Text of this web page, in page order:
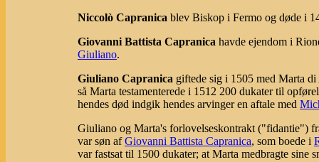
Niccolò Capranica blev Biskop i Fermo og døde i
Giovanni Battista Capranica havde ejendom i
Giuliano.
Giuliano Capranica giftede sig i 1505 med Marta
så Marta testamenterede i 1512 200 dukater til
hendes død indgik hendes arvinger en aftale med
Giuliano og Marta's forlovelseskontrakt ("fidantie")
var søn afGiovanni Battista Capranica, som boede i
var fastsat til 1500 dukater; at Marta medbragte